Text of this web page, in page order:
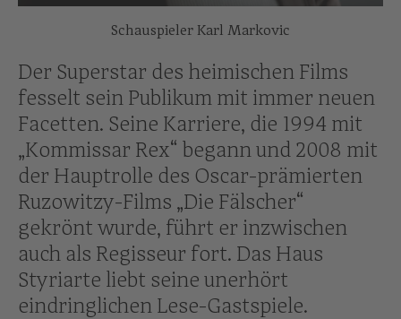
Schauspieler Karl Markovic
Der Superstar des heimischen Films
fesselt sein Publikum mit immer neuen
Facetten. Seine Karriere, die 1994 mit
„Kommissar Rex“ begann und 2008 mit
der Hauptrolle des Oscar-prämierten
Ruzowitzy-Films „Die Fälscher“
gekrönt wurde, führt er inzwischen
auch als Regisseur fort. Das Haus
Styriarte liebt seine unerhört
eindringlichen Lese-Gastspiele.